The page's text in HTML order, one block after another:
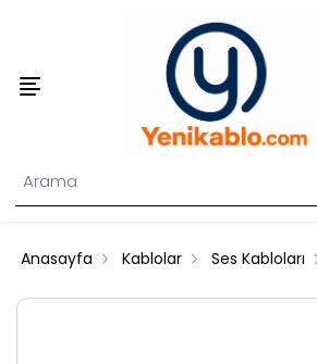
Anasayfa Kablolar Ses Kabloları